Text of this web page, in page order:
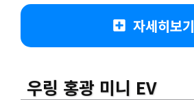
자세히보기
우링 홍광 미니 EV